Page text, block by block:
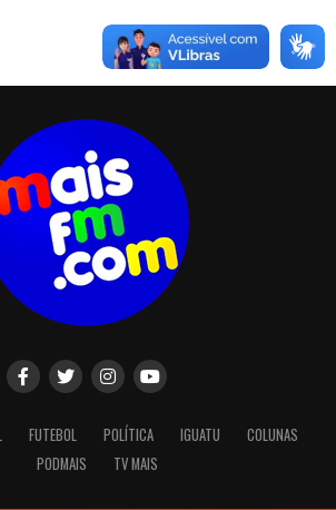
FUTEBOL POLÍTICA IGUATU
COLUNAS
PODMAIS
TV MAIS